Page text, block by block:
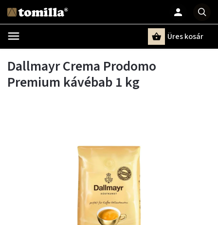
Üres kosár
Dallmayr Crema Prodomo
Premium kávébab 1 kg